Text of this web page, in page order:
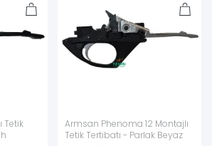
Tetik
Armsan Phenoma 12 Montajlı
Tetik Tertibatı - Parlak Beyaz